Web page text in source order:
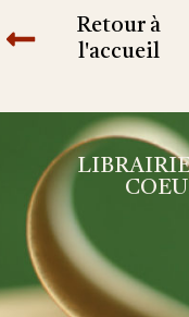
Retour à
l'accueil